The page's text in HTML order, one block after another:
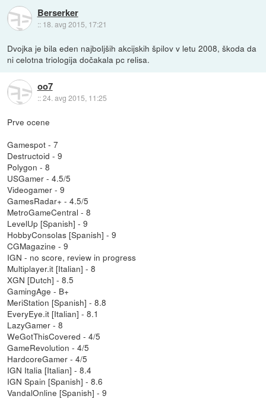
Berserker
:: 18. avg 2015, 17:21
Dvojka je bila eden najboljših akcijskih špilov v letu 2008, škoda da
ni celotna triologija dočakala pc relisa.
oo7
::24. avg 2015, 11:25
Prve ocene
Gamespot - 7
Destructoid - 9
Polygon - 8
USGamer - 4.5/5
Videogamer - 9
GamesRadar+ - 4.5/5
MetroGameCentral - 8
LevelUp [Spanish] - 9
HobbyConsolas [Spanish] - 9
CGMagazine - 9
IGN - no score, review in progress
Multiplayer.it [Italian] - 8
XGN [Dutch] - 8.5
GamingAge - B+
MeriStation [Spanish] - 8.8
EveryEye.it [Italian] - 8.1
LazyGamer - 8
WeGotThisCovered - 4/5
GameRevolution - 4/5
HardcoreGamer - 4/5
IGN Italia [Italian] - 8.4
IGN Spain [Spanish] - 8.6
VandalOnline [Spanish] - 9